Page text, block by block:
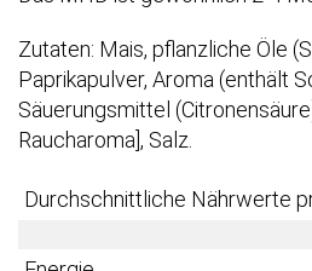
Zutaten: Mais, pflanzliche Öle
Paprikapulver, Aroma (enthält
Säuerungsmittel
Raucharoma], Salz.
Durchschnittliche Nährwerte